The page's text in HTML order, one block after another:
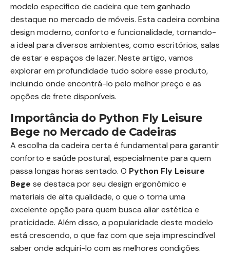
modelo específico de cadeira que tem ganhado
destaque no mercado de móveis. Esta cadeira combina
design moderno, conforto e funcionalidade, tornando-
a ideal para diversos ambientes, como escritórios, salas
de estar e espaços de lazer. Neste artigo, vamos
explorar em profundidade tudo sobre esse produto,
incluindo onde encontrá-lo pelo melhor preço e as
opções de frete disponíveis.
Importância do Python Fly Leisure
Bege no Mercado de Cadeiras
A escolha da cadeira certa é fundamental para garantir
conforto e saúde postural, especialmente para quem
passa longas horas sentado. O Python Fly Leisure
Bege se destaca por seu design ergonômico e
materiais de alta qualidade, o que o torna uma
excelente opção para quem busca aliar estética e
praticidade. Além disso, a popularidade deste modelo
está crescendo, o que faz com que seja imprescindível
saber onde adquiri-lo com as melhores condições.